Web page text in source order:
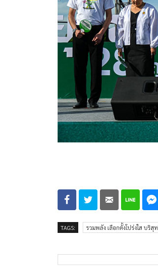
TAGS: รวมพลัง เลือกตั้งโปร่งใส บริสุ